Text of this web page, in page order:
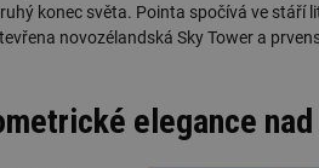
konec světa. Pointa spočívá ve stáří
novozélandská Sky Tower a
elegance